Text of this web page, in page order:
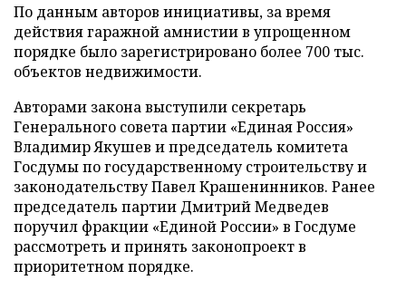
По данным авторов инициативы, за время
действия гаражной амнистии в упрощенном
порядке было зарегистрировано более 700 тыс.
объектов недвижимости.
Авторами закона выступили секретарь
Генерального совета партии «Единая Россия»
Владимир Якушев и председатель комитета
Госдумы по государственному строительству и
законодательству Павел Крашенинников. Ранее
председатель партии Дмитрий Медведев
поручил фракции «Единой России» в Госдуме
рассмотреть и принять законопроект в
приоритетном порядке.